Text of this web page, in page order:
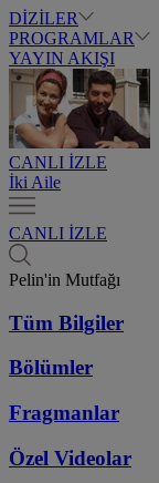
DİZİLER
PROGRAMLAR
YAYIN AKIŞI
CANLI İZLE
İki Aile
CANLI İZLE
Pelin'in Mutfağı
Tüm Bilgiler
Bölümler
Fragmanlar
Özel Videolar